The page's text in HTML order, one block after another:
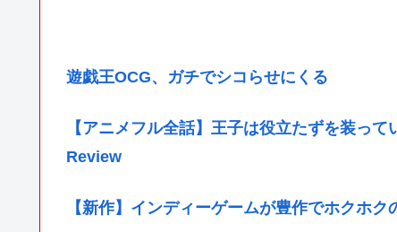
遊戯王OCG、ガチでシコらせにくる
【アニメフル全話】王子は役立たずを装っ
Review
【新作】インディーゲームが豊作でホクホ